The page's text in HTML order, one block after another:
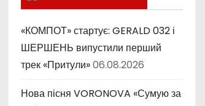
к
и
«КОМПОТ» стартує: GERALD 032 і
ШЕРШЕНЬ випустили перший
трек «Притули»06.08.2026
Нова пісня VORONOVA «Сумую за